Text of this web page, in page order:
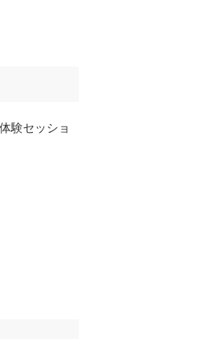
験セッショ